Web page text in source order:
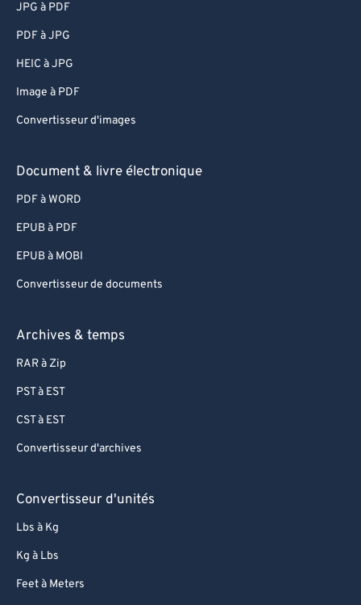
JPG à PDF
PDF à JPG
HEIC à JPG
Image à PDF
Convertisseur d'images
Document & livre électronique
PDF à WORD
EPUB à PDF
EPUB à MOBI
Convertisseur de documents
Archives & temps
RAR à Zip
PST à EST
CST à EST
Convertisseur d'archives
Convertisseur d'unités
Lbs à Kg
Kg à Lbs
Feet à Meters